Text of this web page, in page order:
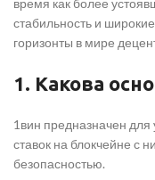
время как более
стабильность и
горизонты в мире
1. Какова
1вин предназначен
ставок на блокчейне с
безопасностью.